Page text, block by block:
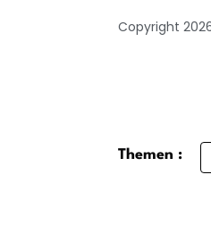
Copyright
Themen :